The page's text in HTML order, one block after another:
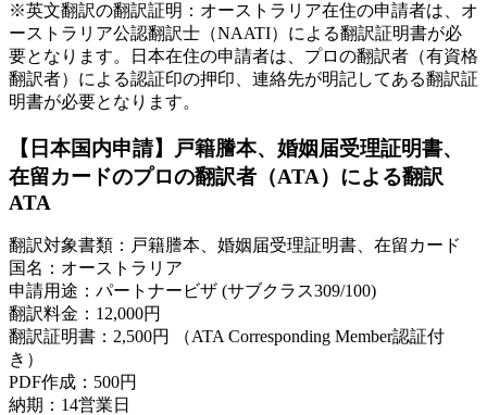
※英文翻訳の翻訳証明：オーストラリア在住の申請者は、オ
ーストラリア公認翻訳士（NAATI）による翻訳証明書が必
要となります。日本在住の申請者は、プロの翻訳者（有資格
翻訳者）による認証印の押印、連絡先が明記してある翻訳証
明書が必要となります。
【日本国内申請】戸籍謄本、婚姻届受理証明書、
在留カードのプロの翻訳者（ATA）による翻訳
ATA
翻訳対象書類：戸籍謄本、婚姻届受理証明書、在留カード
国名：オーストラリア
申請用途：パートナービザ (サブクラス309/100)
翻訳料金：12,000円
翻訳証明書：2,500円 （ATA Corresponding Member認証付
き）
PDF作成：500円
納期：14営業日